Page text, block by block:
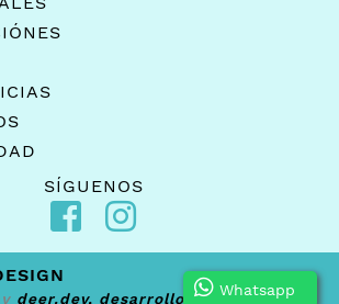
SÍGUENOS
deer.dev, desarrollo de software a
Whatsapp